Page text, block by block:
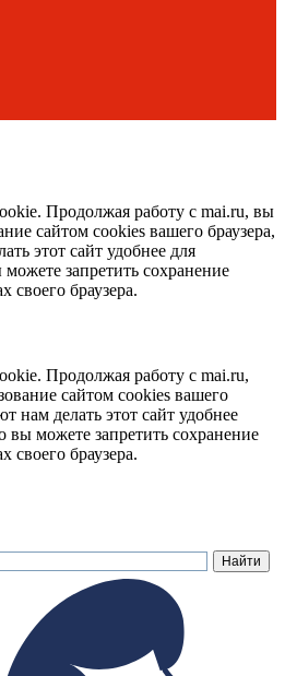
Продолжая работу с mai.ru, вы
сайтом cookies вашего браузера,
этот сайт удобнее для
запретить сохранение
своего браузера.
Продолжая работу с mai.ru,
сайтом cookies вашего
нам делать этот сайт удобнее
вы можете запретить сохранение
своего браузера.